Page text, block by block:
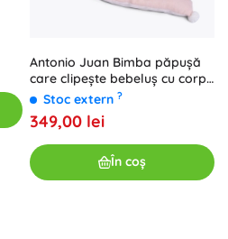
Antonio Juan Bimba păpușă
care clipește bebeluș cu corp
textil moale - 37 cm
Stoc extern ?
349,00 lei
În coș